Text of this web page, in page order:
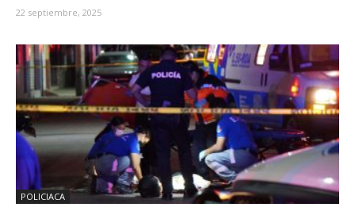
22 septiembre, 2025
POLICIACA